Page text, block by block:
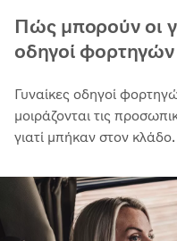
Πώς μπορούν οι
οδηγοί φορτηγών
Γυναίκες οδηγοί
μοιράζονται τις
γιατί μπήκαν στον κλάδο.